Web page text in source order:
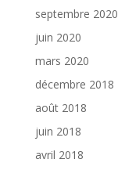
septembre 2020
juin 2020
mars 2020
décembre 2018
août 2018
juin 2018
avril 2018